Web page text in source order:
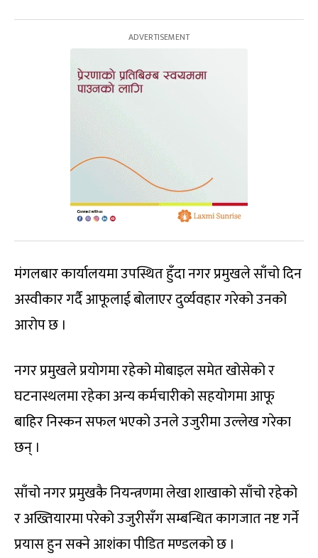
मंगलबार कार्यालयमा उपस्थित हुँदा नगर प्रमुखले साँचो दिन
अस्वीकार गर्दै आफूलाई बोलाएर दुर्व्यवहार गरेको उनको
आरोप छ ।
नगर प्रमुखले प्रयोगमा रहेको मोबाइल समेत खोसेको र
घटनास्थलमा रहेका अन्य कर्मचारीको सहयोगमा आफू
बाहिर निस्कन सफल भएको उनले उजुरीमा उल्लेख गरेका
छन् ।
साँचो नगर प्रमुखकै नियन्त्रणमा लेखा शाखाको साँचो रहेको
र अख्तियारमा परेको उजुरीसँग सम्बन्धित कागजात नष्ट गर्ने
प्रयास हुन सक्ने आशंका पीडित मण्डलको छ ।